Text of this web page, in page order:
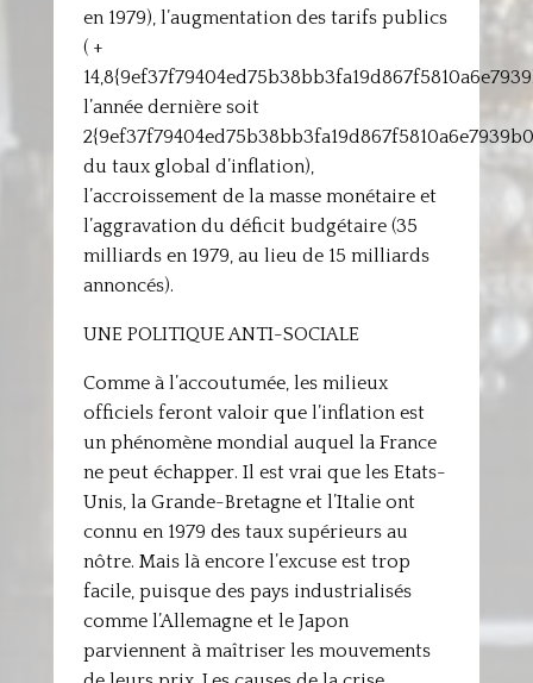
en 1979), l’augmentation des tarifs publics
( +
l’année dernière soit
du taux global d’inflation),
l’accroissement de la masse monétaire et
l’aggravation du déficit budgétaire (35
milliards en 1979, au lieu de 15 milliards
annoncés).
UNE POLITIQUE ANTI-SOCIALE
Comme à l’accoutumée, les milieux
officiels feront valoir que l’inflation est
un phénomène mondial auquel la France
ne peut échapper. Il est vrai que les Etats-
Unis, la Grande-Bretagne et l’Italie ont
connu en 1979 des taux supérieurs au
nôtre. Mais là encore l’excuse est trop
facile, puisque des pays industrialisés
comme l’Allemagne et le Japon
parviennent à maîtriser les mouvements